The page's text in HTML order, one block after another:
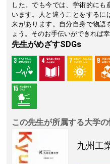
した。でも今では、学術的にも
います。人と違うことをするに
来があります。自分自身で物語
ょう。そのお手伝いができれば幸
先生がめざすSDGs
この先生が所属する大学
九州工